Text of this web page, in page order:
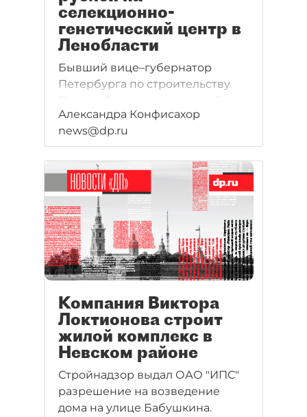
селекционно-
генетический центр в
Ленобласти
Бывший вице–губернатор
Петербурга по строительству
100 млн рублей в создание в
Буграх селекционно–
генетического центра для
молочного животноводства.
Завершение строительства
намечено на конец 2016 года.
Александра Конфисахор
news@dp.ru
Компания Виктора
Локтионова строит
жилой комплекс в
Невском районе
Стройнадзор выдал ОАО "ИПС"
разрешение на возведение
дома на улице Бабушкина.